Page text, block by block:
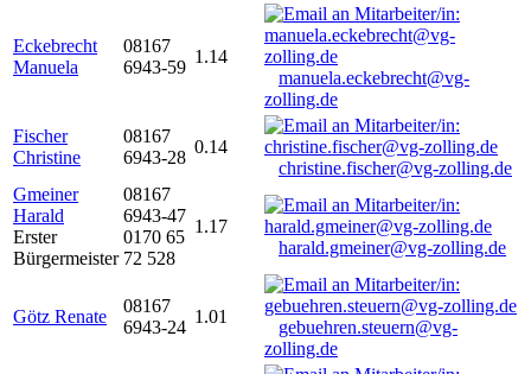
Eckebrecht
Manuela
08167
6943-59
1.14
manuela.eckebrecht@vg-
zolling.de
Fischer
Christine
08167
6943-28
0.14
christine.fischer@vg-zolling.de
Gmeiner
Harald
Erster
Bürgermeister
08167
6943-47
0170 65
72 528
1.17
harald.gmeiner@vg-zolling.de
Götz Renate
08167
6943-24
1.01
gebuehren.steuern@vg-
zolling.de